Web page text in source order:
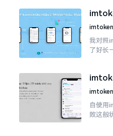
大家说
谁更
我对照
了好长
挺美观
你几
自使用
败这般